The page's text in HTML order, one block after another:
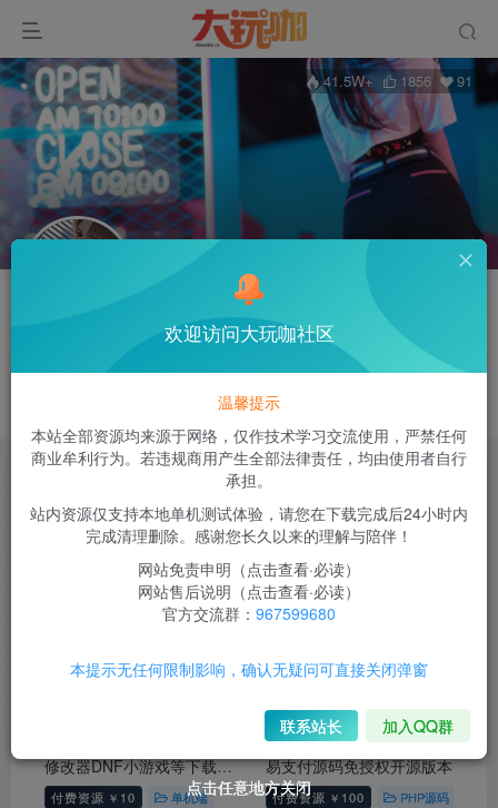
41.5W+ 1856 91
只有困难才能使人显出自己的本色
60
116
修改器DNF小游戏等下载安
装及玩
付费资源 ￥ 10 单机端
寄售最新可商用运营彩虹
易支付源码免授权开源版本
付费资源 ￥ 100 PHP源码
点击任意地方关闭
点击任意地方关闭
点击任意地方关闭
欢迎访问大玩咖社区
温馨提示
本站全部资源均来源于网络，仅作技术学习交流使用，严禁任何
商业牟利行为。若违规商用产生全部法律责任，均由使用者自行
承担。
站内资源仅支持本地单机测试体验，请您在下载完成后24小时内
完成清理删除。感谢您长久以来的理解与陪伴！
网站免责申明（点击查看·必读）
网站售后说明（点击查看·必读）
官方交流群： 967599680
本提示无任何限制影响，确认无疑问可直接关闭弹窗
联系站长 加入QQ群